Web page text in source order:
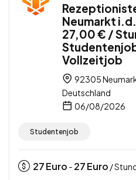
Neumarkt
27,00 € /
Vollzeitjob
92305
Deutschland
06/08/2026
Studentenjob
27Euro - 27Euro /